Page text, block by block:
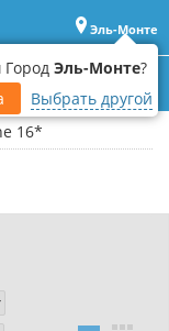
Эль-Монте?
Выбрать другой
Эль-Монте
Войти
16*